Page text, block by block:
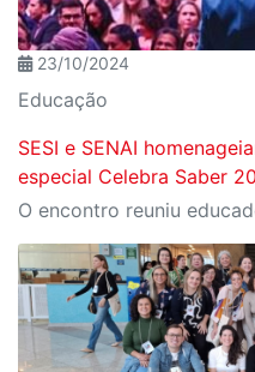
23/10/2024
Educação
SESI e SENAI
especial Celebra Saber